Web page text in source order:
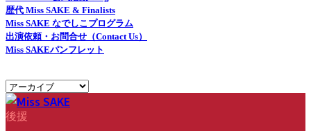
歴代 Miss SAKE & Finalists
Miss SAKE なでしこプログラム
出演依頼・お問合せ（Contact Us）
Miss SAKEパンフレット
後援